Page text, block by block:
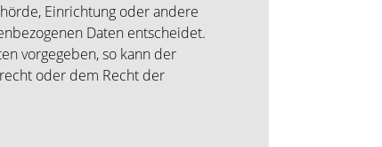
Einrichtung oder andere
Daten entscheidet.
vorgegeben, so kann der
oder dem Recht der